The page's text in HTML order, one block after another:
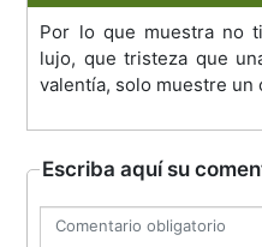
Por lo que muestra no
lujo, que tristeza que
valentía, solo muestre un
Escriba aquí su